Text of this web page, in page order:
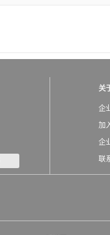
关
企
加
企
联